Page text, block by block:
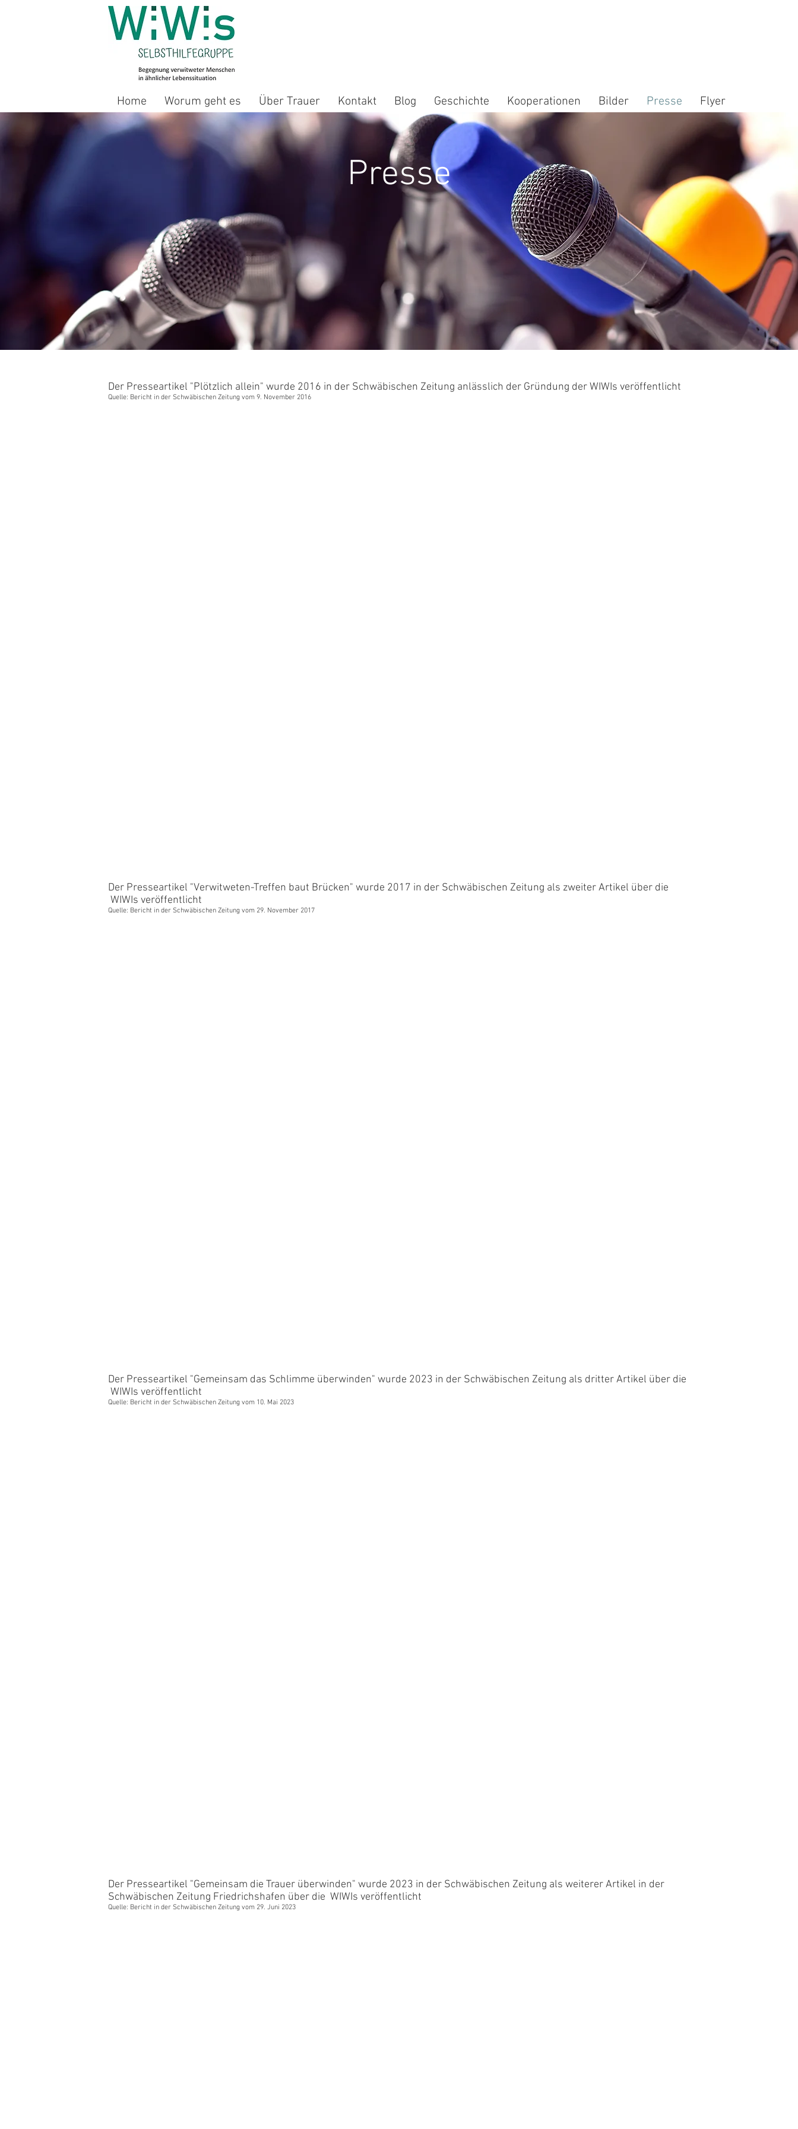
Home Worum geht es Über Trauer Kontakt Blog Geschichte Kooperationen Bilder Presse Flyer
Presse
Der Presseartikel "Plötzlich allein" wurde 2016 in der Schwäbischen Zeitung anlässlich der Gründung der WIWIs veröffentlicht
Quelle: Bericht in der Schwäbischen Zeitung vom 9. November 2016
Der Presseartikel "Verwitweten-Treffen baut Brücken" wurde 2017 in der Schwäbischen Zeitung als zweiter Artikel über die
WIWIs veröffentlicht
Quelle: Bericht in der Schwäbischen Zeitung vom 29. November 2017
Der Presseartikel "Gemeinsam das Schlimme überwinden" wurde 2023 in der Schwäbischen Zeitung als dritter Artikel über die
WIWIs veröffentlicht
Quelle: Bericht in der Schwäbischen Zeitung vom 10. Mai 2023
Der Presseartikel "Gemeinsam die Trauer überwinden" wurde 2023 in der Schwäbischen Zeitung als weiterer Artikel in der
Schwäbischen Zeitung Friedrichshafen über die WIWIs veröffentlicht
Quelle: Bericht in der Schwäbischen Zeitung vom 29. Juni 2023